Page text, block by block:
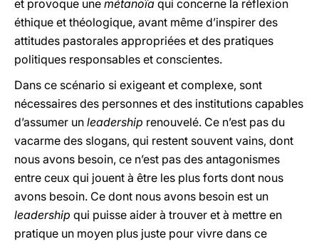
et provoque une métanoïa qui concerne la réflexion
éthique et théologique, avant même d’inspirer des
attitudes pastorales appropriées et des pratiques
politiques responsables et conscientes.
Dans ce scénario si exigeant et complexe, sont
nécessaires des personnes et des institutions capables
d’assumer un leadership renouvelé. Ce n’est pas du
vacarme des slogans, qui restent souvent vains, dont
nous avons besoin, ce n’est pas des antagonismes
entre ceux qui jouent à être les plus forts dont nous
avons besoin. Ce dont nous avons besoin est un
leadership qui puisse aider à trouver et à mettre en
pratique un moyen plus juste pour vivre dans ce